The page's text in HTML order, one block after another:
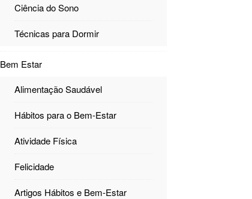
Ciência do Sono
Técnicas para Dormir
Bem Estar
Alimentação Saudável
Hábitos para o Bem-Estar
Atividade Física
Felicidade
Artigos Hábitos e Bem-Estar